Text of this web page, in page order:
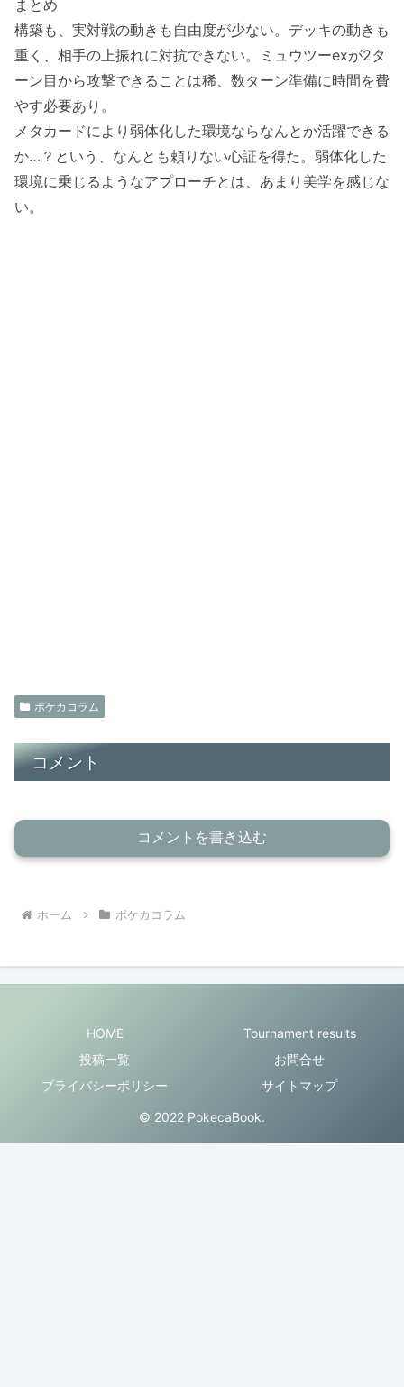
まとめ
構築も、実対戦の動きも自由度が少ない。デッキの動きも
重く、相手の上振れに対抗できない。ミュウツーexが2タ
ーン目から攻撃できることは稀、数ターン準備に時間を費
やす必要あり。
メタカードにより弱体化した環境ならなんとか活躍できる
か…？という、なんとも頼りない心証を得た。弱体化した
環境に乗じるようなアプローチとは、あまり美学を感じな
い。
ポケカコラム
コメント
コメントを書き込む
ホーム ポケカコラム
HOME
Tournament results
投稿一覧
お問合せ
プライバシーポリシー
サイトマップ
© 2022 PokecaBook.